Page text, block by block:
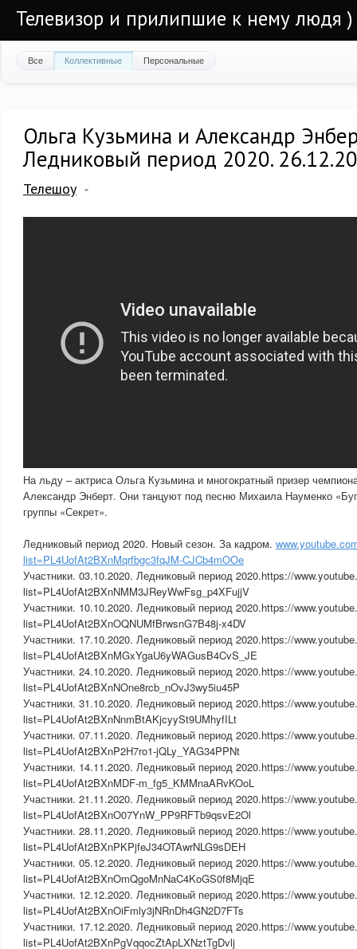
Телевизор и прилипшие к нему людя )
Все Коллективные Персональные
Ольга Кузьмина и Александр
Ледниковый период 2020.
Телешоу
На льду – актриса Ольга Кузьмина и многократный призер
Александр Энберт. Они танцуют под песню Михаила Науменко
группы «Секрет».
Ледниковый период 2020. Новый сезон. За кадром.
list=PL4UofAt2BXnMqrfbgc3fqJM-CJCb4mOOe
Участники. 03.10.2020. Ледниковый период 2020.https://
list=PL4UofAt2BXnNMM3JReyWwFsg_p4XFujjV
Участники. 10.10.2020. Ледниковый период 2020.https://
list=PL4UofAt2BXnOQNUMfBrwsnG7B48j-x4DV
Участники. 17.10.2020. Ледниковый период 2020.https://
list=PL4UofAt2BXnMGxYgaU6yWAGusB4CvS_JE
Участники. 24.10.2020. Ледниковый период 2020.https://
list=PL4UofAt2BXnNOne8rcb_nOvJ3wy5iu45P
Участники. 31.10.2020. Ледниковый период 2020.https://
list=PL4UofAt2BXnNnmBtAKjcyySt9UMhyfILt
Участники. 07.11.2020. Ледниковый период 2020.https://
list=PL4UofAt2BXnP2H7ro1-jQLy_YAG34PPNt
Участники. 14.11.2020. Ледниковый период 2020.https://
list=PL4UofAt2BXnMDF-m_fg5_KMMnaARvKOoL
Участники. 21.11.2020. Ледниковый период 2020.https://
list=PL4UofAt2BXnO07YnW_PP9RFTb9qsvE2Ol
Участники. 28.11.2020. Ледниковый период 2020.https://
list=PL4UofAt2BXnPKPjfeJ34OTAwrNLG9sDEH
Участники. 05.12.2020. Ледниковый период 2020.https://
list=PL4UofAt2BXnOmQgoMnNaC4KoGS0f8MjqE
Участники. 12.12.2020. Ледниковый период 2020.https://
list=PL4UofAt2BXnOiFmly3jNRnDh4GN2D7FTs
Участники. 17.12.2020. Ледниковый период 2020.https://
list=PL4UofAt2BXnPgVqqocZtApLXNztTgDvlj